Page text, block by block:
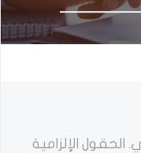
الحقول الإلزامية